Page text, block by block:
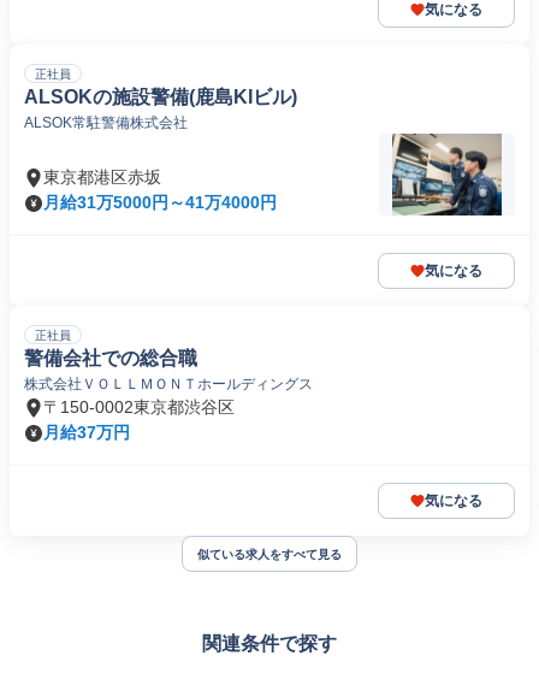
気になる
正社員
ALSOKの施設警備(鹿島KIビル)
ALSOK常駐警備株式会社
東京都港区赤坂
月給31万5000円～41万4000円
気になる
正社員
警備会社での総合職
株式会社ＶＯＬＬＭＯＮＴホールディングス
〒150-0002東京都渋谷区
月給37万円
気になる
似ている求人をすべて見る
関連条件で探す